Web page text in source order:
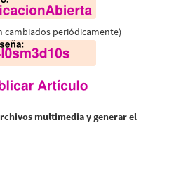
cambiados periódicamente)
multimedia y generar el